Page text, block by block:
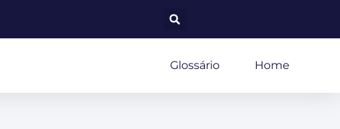
Glossário Home